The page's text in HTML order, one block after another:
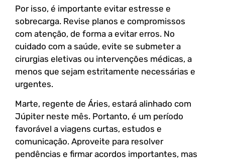
Por isso, é importante evitar estresse e
sobrecarga. Revise planos e compromissos
com atenção, de forma a evitar erros. No
cuidado com a saúde, evite se submeter a
cirurgias eletivas ou intervenções médicas, a
menos que sejam estritamente necessárias e
urgentes.
Marte, regente de Áries, estará alinhado com
Júpiter neste mês. Portanto, é um período
favorável a viagens curtas, estudos e
comunicação. Aproveite para resolver
pendências e firmar acordos importantes, mas